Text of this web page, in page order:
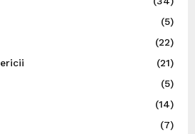
(5)
(22)
(21)
(5)
(14)
(7)